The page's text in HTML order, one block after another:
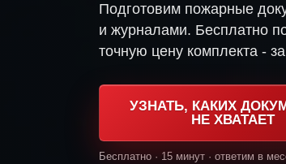
Подготовим пожарные
и журналами. Бесплатно
точную цену комплекта -
УЗНАТЬ, КАКИХ
НЕ ХВАТАЕТ
Бесплатно · 15 минут · ответим в